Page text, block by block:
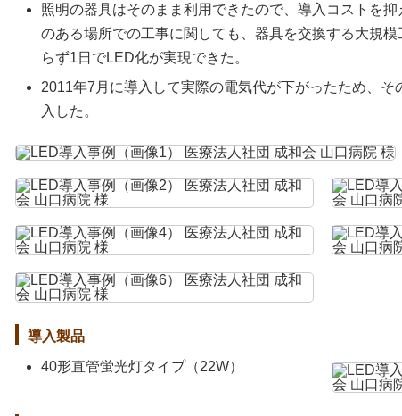
照明の器具はそのまま利用できたので、導入コストを
のある場所での工事に関しても、器具を交換する大規
らず1日でLED化が実現できた。
2011年7月に導入して実際の電気代が下がったため、
入した。
導入製品
40形直管蛍光灯タイプ（22W）